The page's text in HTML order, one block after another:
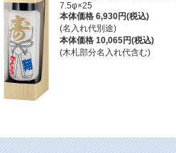
7.5φ×25
本体価格 6,930円(税込)
(名入れ代別途)
本体価格 10,065円(税込)
(木札部分名入れ代含む)